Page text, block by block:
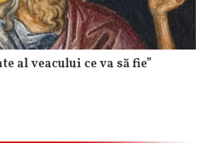
al veacului ce va să fie”